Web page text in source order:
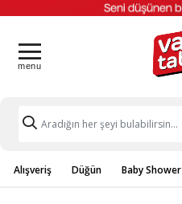
Alışveriş Düğün Baby Shower